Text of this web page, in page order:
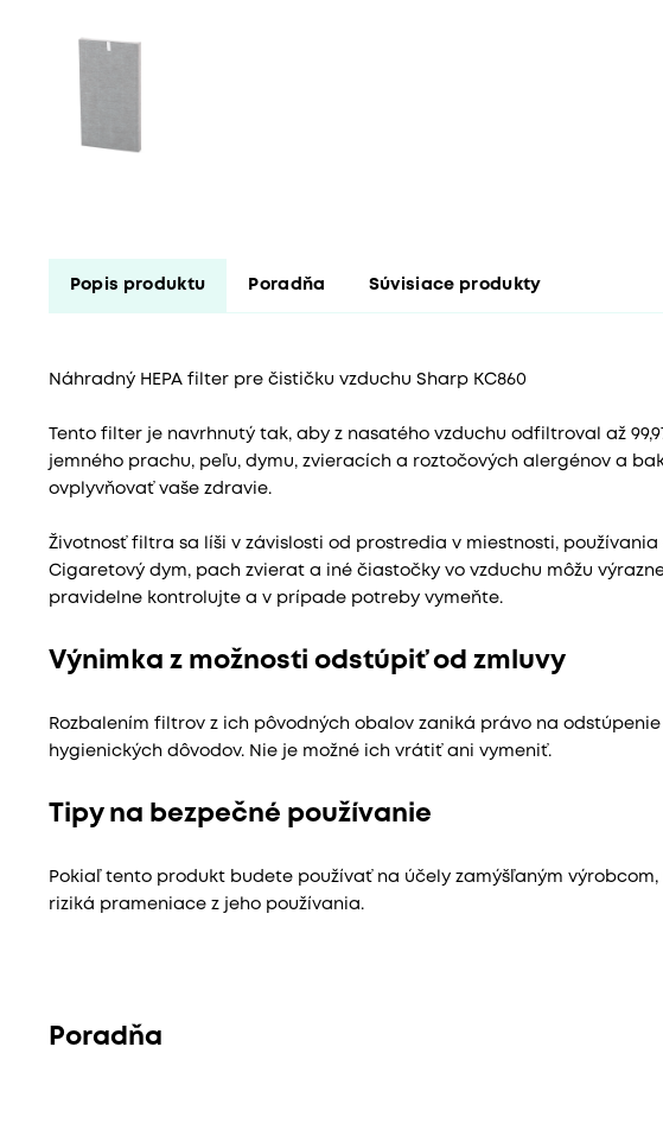
Popis produktu Poradňa Súvisiace produkty
Náhradný HEPA filter pre čističku vzduchu Sharp KC860
Tento filter je navrhnutý tak, aby z nasatého vzduchu odfiltroval až
jemného prachu, peľu, dymu, zvieracích a roztočových alergénov a
ovplyvňovať vaše zdravie.
Životnosť filtra sa líši v závislosti od prostredia v miestnosti,
Cigaretový dym, pach zvierat a iné čiastočky vo vzduchu môžu
pravidelne kontrolujte a v prípade potreby vymeňte.
Výnimka z možnosti odstúpiť od zmluvy
Rozbalením filtrov z ich pôvodných obalov zaniká právo na odstúpenie
hygienických dôvodov. Nie je možné ich vrátiť ani vymeniť.
Tipy na bezpečné používanie
Pokiaľ tento produkt budete používať na účely zamýšľaným výrobcom,
riziká prameniace z jeho používania.
Poradňa